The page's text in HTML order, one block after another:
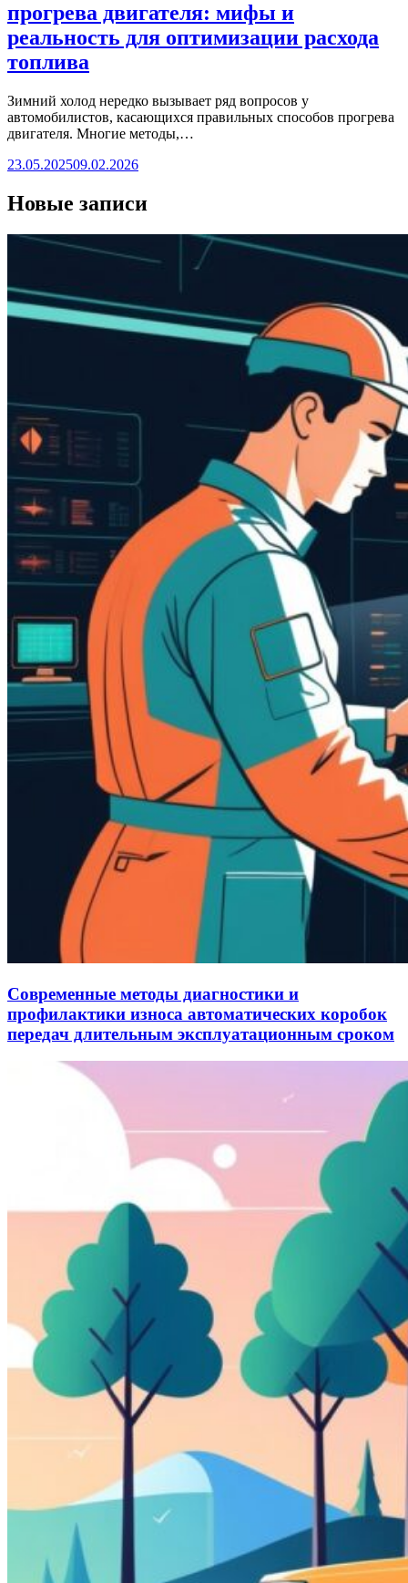
прогрева двигателя: мифы и
реальность для оптимизации расхода
топлива
Зимний холод нередко вызывает ряд вопросов у
автомобилистов, касающихся правильных способов прогрева
двигателя. Многие методы,…
23.05.202509.02.2026
Новые записи
Современные методы диагностики и
профилактики износа автоматических коробок
передач длительным эксплуатационным сроком